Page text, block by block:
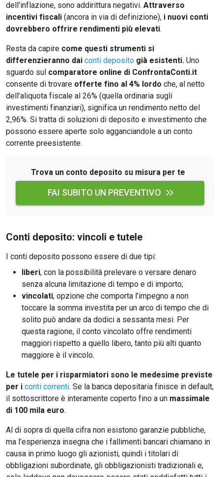
dell’inflazione, sono addirittura negativi. Attraverso
incentivi fiscali (ancora in via di definizione), i nuovi conti
dovrebbero offrire rendimenti più elevati.
Resta da capire come questi strumenti si
differenzieranno dai conti deposito già esistenti. Uno
sguardo sul comparatore online di ConfrontaConti.it
consente di trovare offerte fino al 4% lordo che, al netto
dell’aliquota fiscale al 26% (quella ordinaria sugli
investimenti finanziari), significa un rendimento netto del
2,96%. Si tratta di soluzioni di deposito e investimento che
possono essere aperte solo agganciandole a un conto
corrente preesistente.
Trova un conto deposito su misura per te
FAI SUBITO UN PREVENTIVO
Conti deposito: vincoli e tutele
I conti deposito possono essere di due tipi:
liberi, con la possibilità prelevare o versare denaro
senza alcuna limitazione di tempo e di importo;
vincolati, opzione che comporta l’impegno a non
toccare la somma investita per un arco di tempo che di
solito può andare da dodici a sessanta mesi. Per
questa ragione, il conto vincolato offre rendimenti
maggiori rispetto a quello libero, tanto più alti quanto
maggiore è il vincolo.
Le tutele per i risparmiatori sono le medesime previste
per i conti correnti. Se la banca depositaria finisce in default,
il sottoscrittore è interamente coperto fino a un massimale
di 100 mila euro.
Al di sopra di quella cifra non esistono garanzie pubbliche,
ma l’esperienza insegna che i fallimenti bancari chiamano in
causa in primo luogo gli azionisti, quindi i titolari di
obbligazioni subordinate, gli obbligazionisti tradizionali e,